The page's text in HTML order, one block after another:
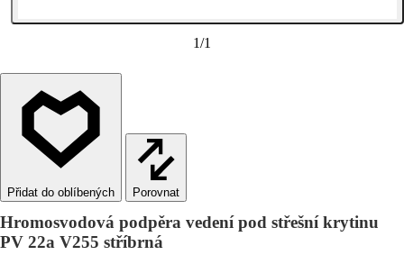
1/1
Porovnat
Hromosvodová podpěra vedení pod střešní krytinu
PV 22a V255 stříbrná